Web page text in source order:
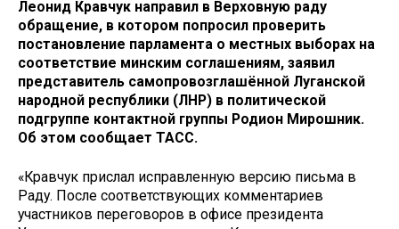
Леонид Кравчук направил в Верховную раду
обращение, в котором попросил проверить
постановление парламента о местных выборах на
соответствие минским соглашениям, заявил
представитель самопровозглашённой Луганской
народной республики (ЛНР) в политической
подгруппе контактной группы Родион Мирошник.
Об этом сообщает ТАСС.
«Кравчук прислал исправленную версию письма в
Раду. После соответствующих комментариев
участников переговоров в офисе президента